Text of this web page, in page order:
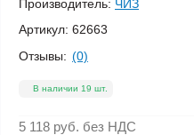
Производитель: ЧИЗ
Артикул: 62663
Отзывы: (0)
В наличии 19 шт.
5 118 руб. без НДС